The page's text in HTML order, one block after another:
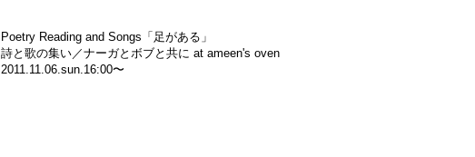
Poetry Reading and Songs「足がある」
詩と歌の集い／ナーガとボブと共に at ameen's oven
2011.11.06.sun.16:00〜